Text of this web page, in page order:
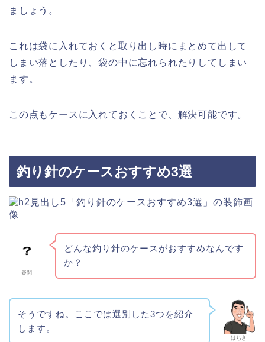
ましょう。
これは袋に入れておくと取り出し時にまとめて出して
しまい落としたり、袋の中に忘れられたりしてしまい
ます。
この点もケースに入れておくことで、解決可能です。
釣り針のケースおすすめ3選
疑問
どんな釣り針のケースがおすすめなんです
か？
はちき
そうですね。ここでは選別した3つを紹介
します。